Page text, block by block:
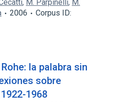
, M. Parpinelli, M.
2006
Corpus ID:
la palabra sin
sobre
1968